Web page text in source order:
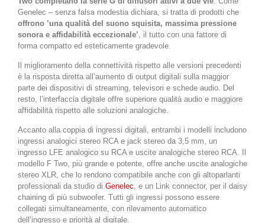
Genelec – senza falsa modestia dichiara, si tratta di prodotti che
offrono ’una qualità del suono squisita, massima pressione
sonora e affidabilità eccezionale’ , il tutto con una fattore di
forma compatto ed esteticamente gradevole.
Il miglioramento della connettività rispetto alle versioni precedenti
è la risposta diretta all’aumento di output digitali sulla maggior
parte dei dispositivi di streaming, televisori e schede audio. Del
resto, l’interfaccia digitale offre superiore qualità audio e maggiore
affidabilità rispetto alle soluzioni analogiche.
Accanto alla coppia di ingressi digitali, entrambi i modelli includono
ingressi analogici stereo RCA e jack stereo da 3,5 mm, un
ingresso LFE analogico su RCA e uscite analogiche stereo RCA. Il
modello F Two, più grande e potente, offre anche uscite analogiche
stereo XLR, che lo rendono compatibile anche con gli altoparlanti
professionali da studio di Genelec, e un Link connector, per il daisy
chaining di più subwoofer. Tutti gli ingressi possono essere
collegati simultaneamente, con rilevamento automatico
dell’ingresso e priorità al digitale.